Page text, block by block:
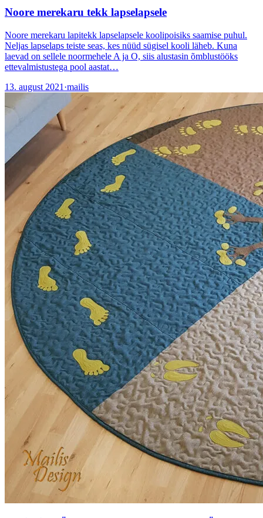
Noore merekaru tekk lapselapsele
Noore merekaru lapitekk lapselapsele koolipoisiks saamise puhul.
Neljas lapselaps teiste seas, kes nüüd sügisel kooli läheb. Kuna
laevad on sellele noormehele A ja O, siis alustasin õmblustööks
ettevalmistustega pool aastat…
13. august 2021 ·mailis